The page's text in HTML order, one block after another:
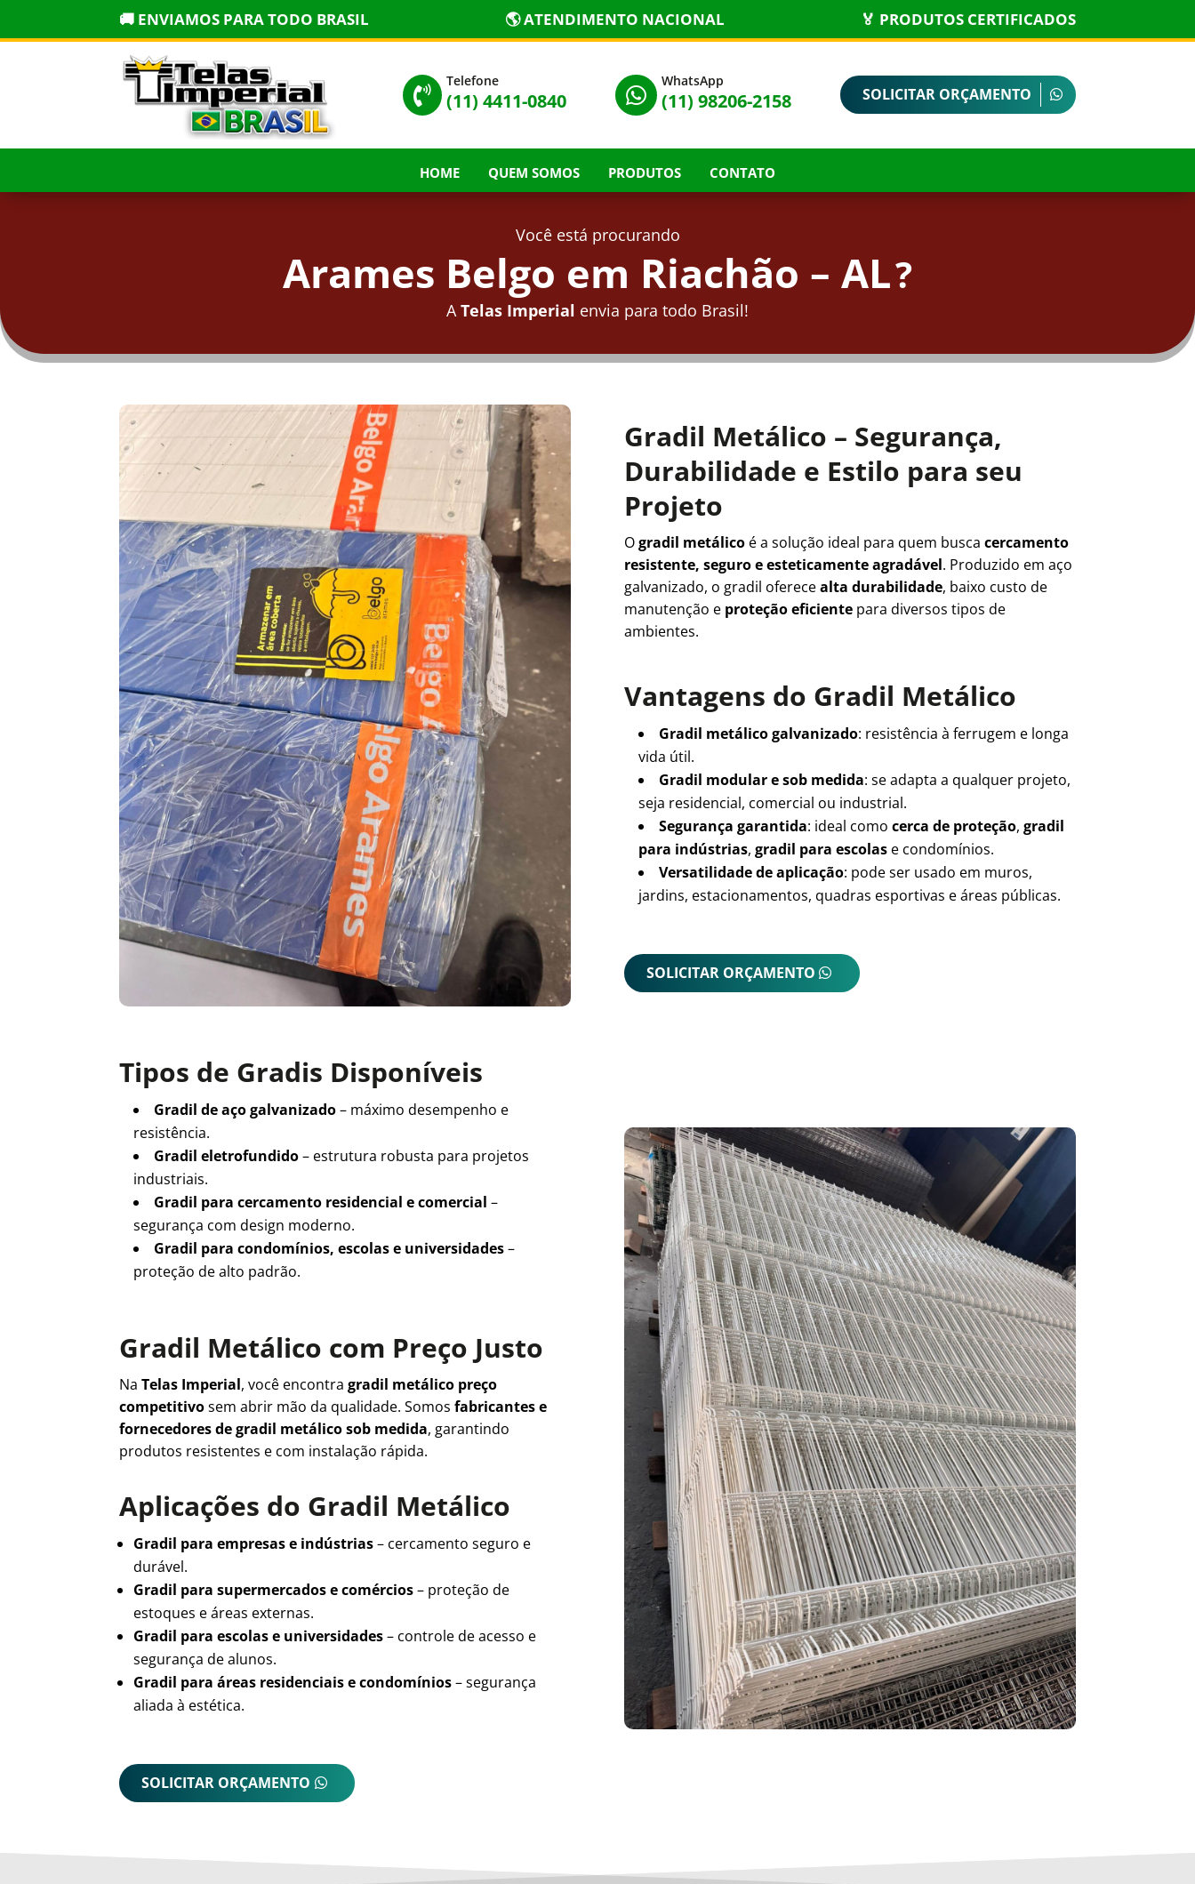
🚚 ENVIAMOS PARA TODO BRASIL 🌎 ATENDIMENTO NACIONAL 🏅 PRODUTOS CERTIFICADOS

Telefone
(11) 4411-0840 
WhatsApp
(11) 98206-2158 SOLICITAR ORÇAMENTO
HOME QUEM SOMOS PRODUTOS CONTATO
Você está procurando
Arames Belgo em Riachão – AL?
ATelas Imperial envia para todo Brasil!
Gradil Metálico – Segurança,
Durabilidade e Estilo para seu
Projeto
Ogradil metálicoé a solução ideal para quem busca cercamento
resistente, seguro e esteticamente agradável. Produzido em aço
galvanizado, o gradil oferecealta durabilidade, baixo custo de
manutenção e proteção eficientepara diversos tipos de
ambientes.
Vantagens do Gradil Metálico
Gradil metálico galvanizado: resistência à ferrugem e longa
vida útil.
Gradil modular e sob medida: se adapta a qualquer projeto,
seja residencial, comercial ou industrial.
Segurança garantida: ideal como cerca de proteção, gradil
para indústrias, gradil para escolase condomínios.
Versatilidade de aplicação: pode ser usado em muros,
jardins, estacionamentos, quadras esportivas e áreas públicas.
SOLICITAR ORÇAMENTO
Tipos de Gradis Disponíveis
Gradil de aço galvanizado– máximo desempenho e
resistência.
Gradil eletrofundido– estrutura robusta para projetos
industriais.
Gradil para cercamento residencial e comercial –
segurança com design moderno.
Gradil para condomínios, escolas e universidades–
proteção de alto padrão.
Gradil Metálico com Preço Justo
NaTelas Imperial, você encontragradil metálico preço
competitivosem abrir mão da qualidade. Somosfabricantes e
fornecedores de gradil metálico sob medida, garantindo
produtos resistentes e com instalação rápida.
Aplicações do Gradil Metálico
Gradil para empresas e indústrias– cercamento seguro e
durável.
Gradil para supermercados e comércios– proteção de
estoques e áreas externas.
Gradil para escolas e universidades– controle de acesso e
segurança de alunos.
Gradil para áreas residenciais e condomínios– segurança
aliada à estética.
SOLICITAR ORÇAMENTO